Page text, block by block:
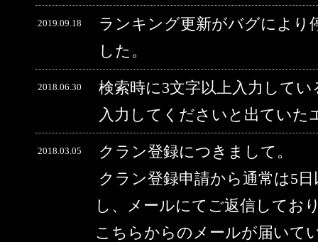
2019.09.18
ランキング更新がバグにより
した。
2018.06.30
検索時に3文字以上入力して
入力してくださいと出ていた
2018.03.05
クラン登録につきまして。
クラン登録申請から通常は5
し、メールにてご返信してお
こちらからのメールが届いて